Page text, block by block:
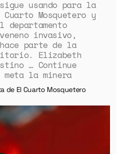
usando para la
Mosquetero y
departamento
invasivo,
parte de la
Elizabeth
… Continue
meta la minera
de El Cuarto Mosquetero